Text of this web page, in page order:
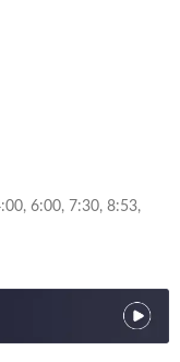
6:00, 7:30, 8:53,